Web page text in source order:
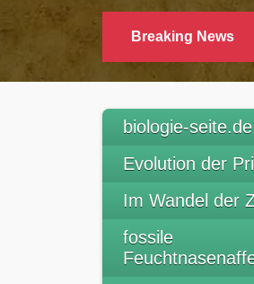
Breaking News
WARUM LANGUREN
biologie-seite.de
Evolution der
Im Wandel der
fossile